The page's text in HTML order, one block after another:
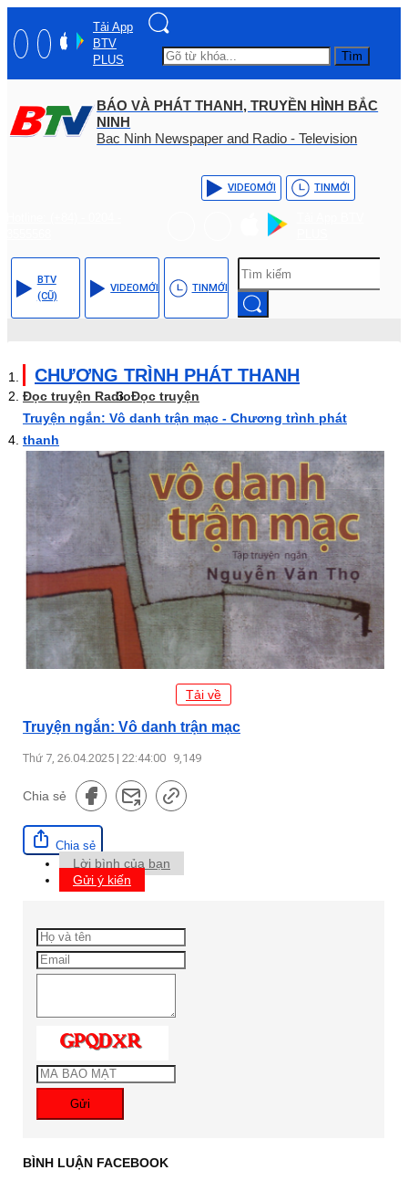
Tải App
BTV
PLUS
Tìm
BÁO VÀ PHÁT THANH, TRUYỀN HÌNH BẮC
NINH
Bac Ninh Newspaper and Radio - Television
VIDEOMỚI TINMỚI
BTV
(CŨ)
VIDEOMỚI TINMỚI
CHƯƠNG TRÌNH PHÁT THANH
Đọc truyện RadioĐọc truyện
Truyện ngắn: Vô danh trận mạc - Chương trình phát
thanh
Tải về
Truyện ngắn: Vô danh trận mạc
Thứ 7, 26.04.2025 | 22:44:00 9,149
Chia sẻ
Chia sẻ
Lời bình của bạn
Gửi ý kiến
Gửi
BÌNH LUẬN FACEBOOK